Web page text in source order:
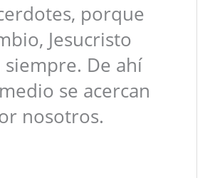
porque
Jesucristo
De ahí
se acercan
nosotros.